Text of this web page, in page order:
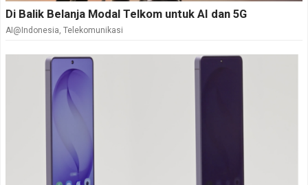
Di Balik Belanja Modal Telkom untuk AI dan 5G
AI@Indonesia Telekomunikasi